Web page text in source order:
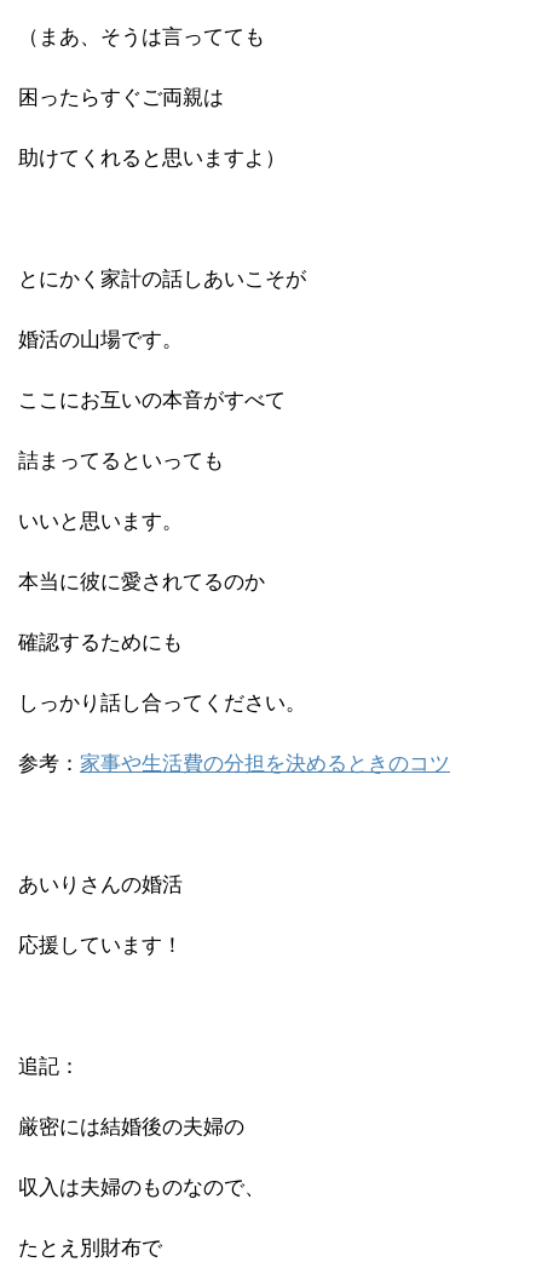
（まあ、そうは言ってても
困ったらすぐご両親は
助けてくれると思いますよ）
とにかく家計の話しあいこそが
婚活の山場です。
ここにお互いの本音がすべて
詰まってるといっても
いいと思います。
本当に彼に愛されてるのか
確認するためにも
しっかり話し合ってください。
参考： 家事や生活費の分担を決めるときのコツ
あいりさんの婚活
応援しています！
追記：
厳密には結婚後の夫婦の
収入は夫婦のものなので、
たとえ別財布で